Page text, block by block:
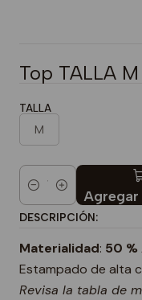
Top TALLA
TALLA
M
Cantidad
DESCRIPCIÓN:
Materialidad: 50 %
Estampado de alta
Revisa la tabla de